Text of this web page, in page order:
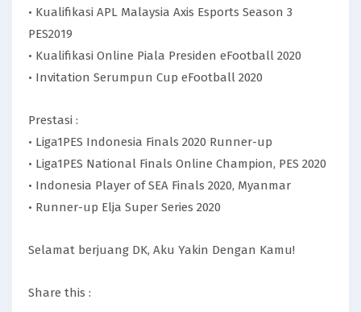
• Kualifikasi APL Malaysia Axis Esports Season 3
PES2019
• Kualifikasi Online Piala Presiden eFootball 2020
• Invitation Serumpun Cup eFootball 2020
Prestasi :
• Liga1PES Indonesia Finals 2020 Runner-up
• Liga1PES National Finals Online Champion, PES 2020
• Indonesia Player of SEA Finals 2020, Myanmar
• Runner-up Elja Super Series 2020
Selamat berjuang DK, Aku Yakin Dengan Kamu!
Share this :